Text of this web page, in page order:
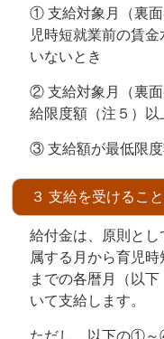
① 支給対象月（裏
児時短就業前の賃
いないとき
② 支給対象月（裏
給限度額（注５）以
③ 支給額が最低限
３ 支給を受けるこ
給付金は、原則と
属する月から育児
までの各暦月（以
いて支給します。
ただし、以下の①～